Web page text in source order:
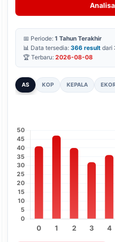
📅 Periode: 1 Tahun Terakhir
📊 Data tersedia: 366 result dari
🏆 Terbaru: 2026-08-08
AS KOP KEPALA